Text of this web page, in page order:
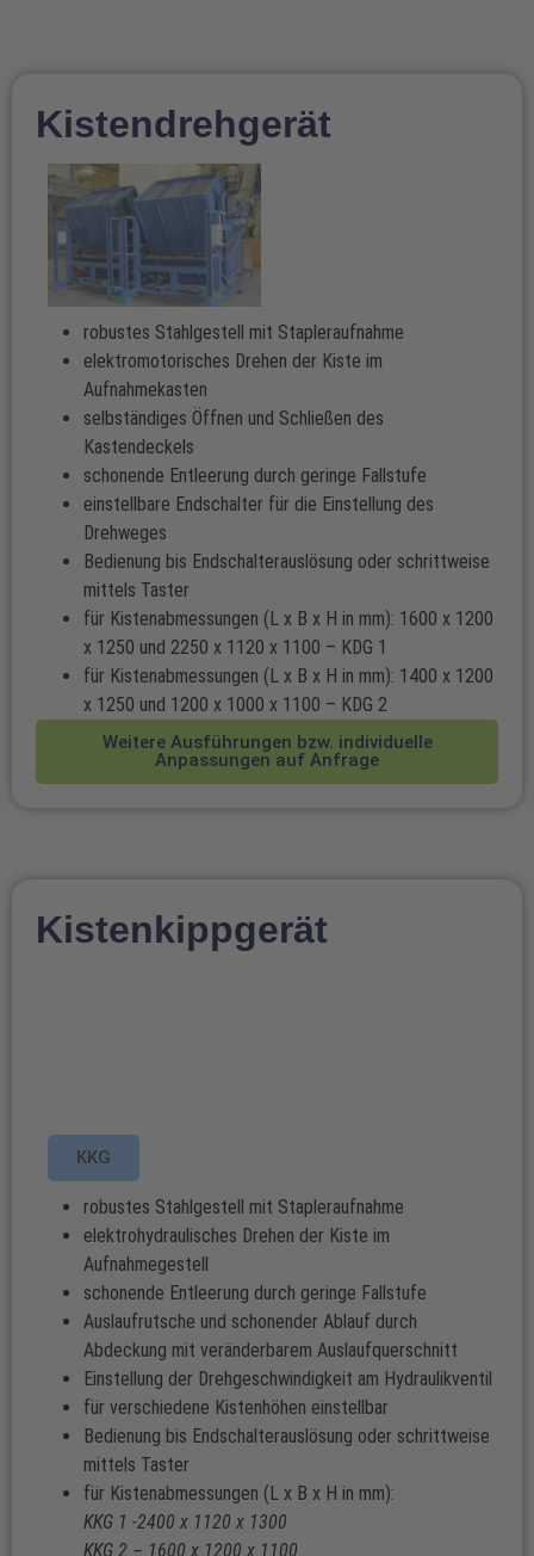
Kistendrehgerät
robustes Stahlgestell mit Stapleraufnahme
elektromotorisches Drehen der Kiste im
Aufnahmekasten
selbständiges Öffnen und Schließen des
Kastendeckels
schonende Entleerung durch geringe Fallstufe
einstellbare Endschalter für die Einstellung des
Drehweges
Bedienung bis Endschalterauslösung oder schrittweise
mittels Taster
für Kistenabmessungen (L x B x H in mm): 1600 x 1200
x 1250 und 2250 x 1120 x 1100 – KDG 1
für Kistenabmessungen (L x B x H in mm): 1400 x 1200
x 1250 und 1200 x 1000 x 1100 – KDG 2
Weitere Ausführungen bzw. individuelle
Anpassungen auf Anfrage
Kistenkippgerät
KKG
robustes Stahlgestell mit Stapleraufnahme
elektrohydraulisches Drehen der Kiste im
Aufnahmegestell
schonende Entleerung durch geringe Fallstufe
Auslaufrutsche und schonender Ablauf durch
Abdeckung mit veränderbarem Auslaufquerschnitt
Einstellung der Drehgeschwindigkeit am Hydraulikventil
für verschiedene Kistenhöhen einstellbar
Bedienung bis Endschalterauslösung oder schrittweise
mittels Taster
für Kistenabmessungen (L x B x H in mm):
KKG 1 -2400 x 1120 x 1300
KKG 2 – 1600 x 1200 x 1100